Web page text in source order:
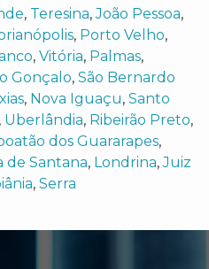
, Teresina,João Pessoa,
, Porto Velho,
, Vitória, Palmas,
Gonçalo, São Bernardo
, Nova Iguaçu, Santo
, Uberlândia, Ribeirão Preto,
dos Guararapes,
de Santana, Londrina,Juiz
, Serra